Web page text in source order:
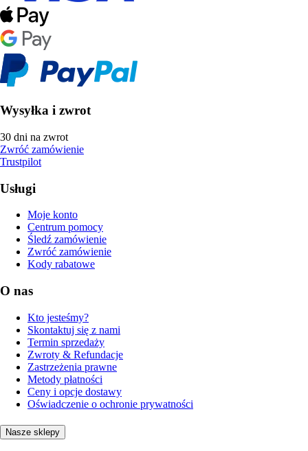
Wysyłka i zwrot
30 dni na zwrot
Zwróć zamówienie
Trustpilot
Usługi
Moje konto
Centrum pomocy
Śledź zamówienie
Zwróć zamówienie
Kody rabatowe
O nas
Kto jesteśmy?
Skontaktuj się z nami
Termin sprzedaży
Zwroty & Refundacje
Zastrzeżenia prawne
Metody płatności
Ceny i opcje dostawy
Oświadczenie o ochronie prywatności
Nasze sklepy